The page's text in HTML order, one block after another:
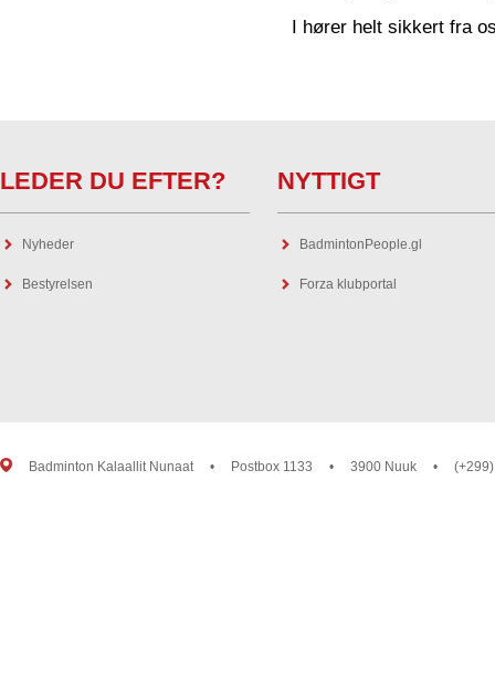
I hører helt sikkert fra
LEDER DU EFTER?
Nyheder
Bestyrelsen
NYTTIGT
BadmintonPeople.gl
Forza klubportal
Badminton Kalaallit Nunaat • Postbox 1133 • 3900 Nuuk •